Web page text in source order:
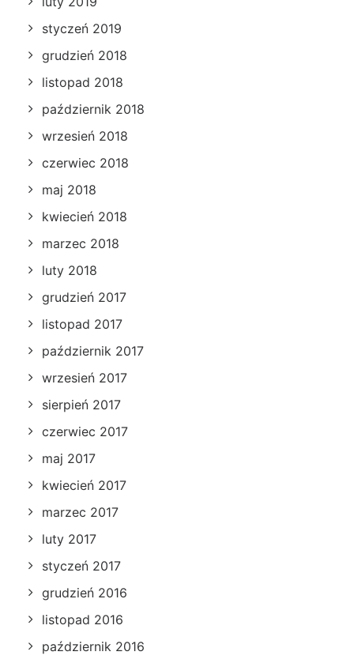
styczeń 2019
grudzień 2018
listopad 2018
październik 2018
wrzesień 2018
czerwiec 2018
maj 2018
kwiecień 2018
marzec 2018
luty 2018
grudzień 2017
listopad 2017
październik 2017
wrzesień 2017
sierpień 2017
czerwiec 2017
maj 2017
kwiecień 2017
marzec 2017
luty 2017
styczeń 2017
grudzień 2016
listopad 2016
październik 2016